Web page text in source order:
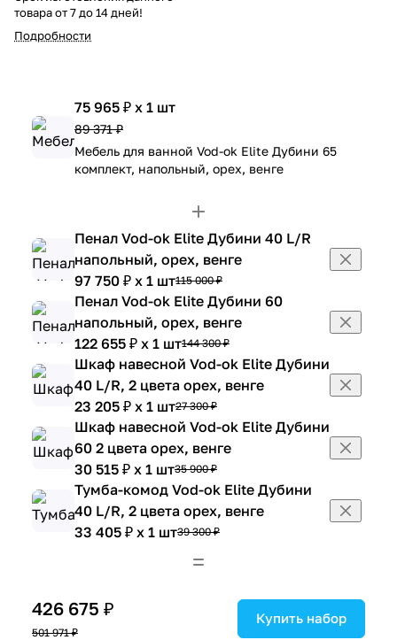
товара от 7 до 14 дней!
Подробности
75 965 ₽ x 1 шт
89 371 ₽
Мебель для ванной Vod-ok Elite Дубини 65
комплект, напольный, орех, венге
Пенал Vod-ok Elite Дубини 40 L/R
напольный, орех, венге
97 750 ₽ x 1 шт115 000 ₽
Пенал Vod-ok Elite Дубини 60
напольный, орех, венге
122 655 ₽ x 1 шт144 300 ₽
Шкаф навесной Vod-ok Elite Дубини
40 L/R, 2 цвета орех, венге
23 205 ₽ x 1 шт27 300 ₽
Шкаф навесной Vod-ok Elite Дубини
60 2 цвета орех, венге
30 515 ₽ x 1 шт35 900 ₽
Тумба-комод Vod-ok Elite Дубини
40 L/R, 2 цвета орех, венге
33 405 ₽ x 1 шт39 300 ₽
426 675 ₽
501 971 ₽
Купить набор